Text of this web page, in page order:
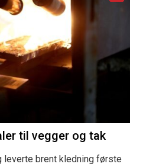
til vegger og tak
leverte brent kledning første